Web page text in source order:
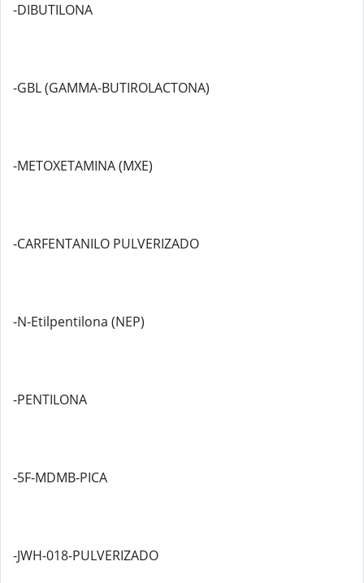
-DIBUTILONA
-GBL (GAMMA-BUTIROLACTONA)
-METOXETAMINA (MXE)
-CARFENTANILO PULVERIZADO
-N-Etilpentilona (NEP)
-PENTILONA
-5F-MDMB-PICA
-JWH-018-PULVERIZADO